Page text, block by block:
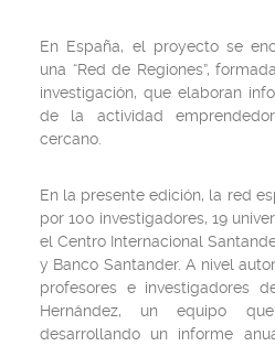
En España, el proyecto se
una “Red de Regiones”,
investigación, que elaboran
de la actividad
cercano.
En la presente edición, la red
por 100 investigadores, 19
el Centro Internacional
y Banco Santander. A nivel
profesores e investigadores
Hernández, un equipo
desarrollando un informe